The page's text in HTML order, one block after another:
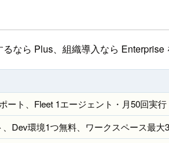
なら Plus、組織導入なら Enterprise
ート、Fleet 1エージェント・月50回実行
Dev環境1つ無料、ワークスペース最大